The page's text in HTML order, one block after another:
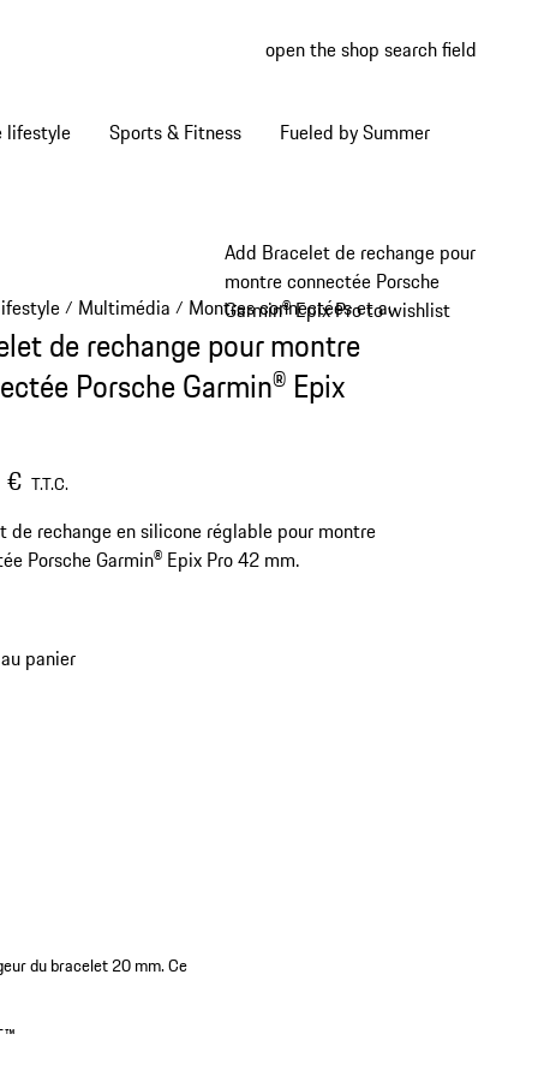
open the shop search field
Home lifestyle Sports & Fitness Fueled by Summer
Add Bracelet de rechange pour
montre connectée Porsche
Garmin® Epix Pro to wishlist
/ Multimédia / Montres connectées et accessoires
de rechange pour montre
Porsche Garmin® Epix
€ T.T.C.
de rechange en silicone réglable pour montre
Porsche Garmin® Epix Pro 42 mm.
panier
du bracelet 20 mm. Ce